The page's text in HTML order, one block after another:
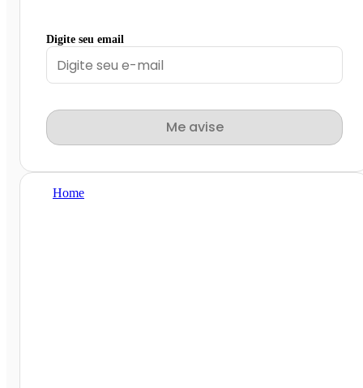
Digite seu email
Me avise
Home